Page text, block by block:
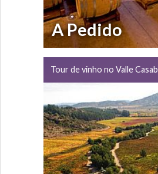
A Pedido
Tour de vinho no Valle